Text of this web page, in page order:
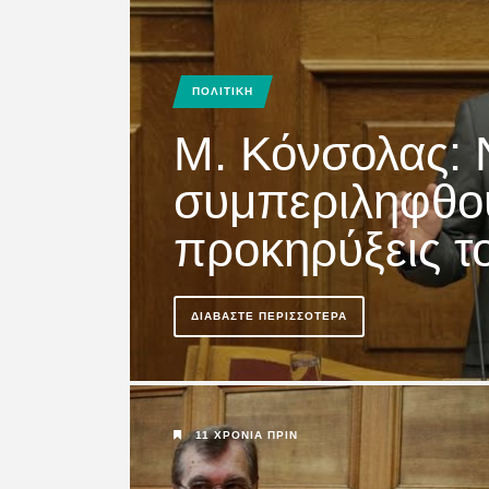
Η
διαδίκτυο
ΔΙΑΒΆΣΤΕ ΠΕΡΙΣΣΌΤΕΡΑ
5 ΧΡΌΝΙΑ ΠΡΙΝ
ΚΑΡΠΑΘΟΣ ΚΟΙΝΩΝΙΚΑ ΟΘΟΣ
ΠΟΛΙΤΙΚΗ
M. Κόνσολας:
προκηρύξεις
ΔΙΑΒΆΣΤΕ ΠΕΡΙΣΣΌΤΕΡΑ
11 ΧΡΌΝΙΑ ΠΡΙΝ